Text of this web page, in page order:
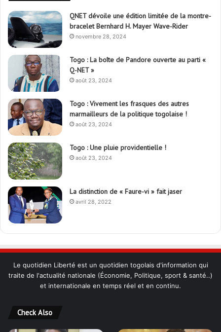
QNET dévoile une édition limitée de la montre-
bracelet Bernhard H. Mayer Wave-Rider
novembre 28, 2024
Togo : La boîte de Pandore ouverte au parti «
Q-NET »
août 23, 2024
Togo : Vivement les frasques des autres
marmailleurs de la politique togolaise !
août 23, 2024
Togo : Une pluie providentielle !
août 23, 2024
La distinction de « Faure-vi » fait jaser
avril 28, 2022
Le quotidien Liberté est un quotidien togolais d'information qui
traite de l'actualité nationale (Économie, Politique, sport & santé..)
et internationale en temps réel et en continu.
Check Also